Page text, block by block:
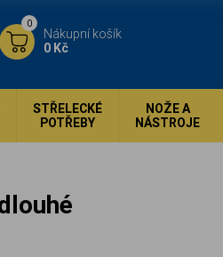
Nákupní košík
0 Kč
0
STŘELECKÉ
POTŘEBY
NOŽE A
NÁSTROJE